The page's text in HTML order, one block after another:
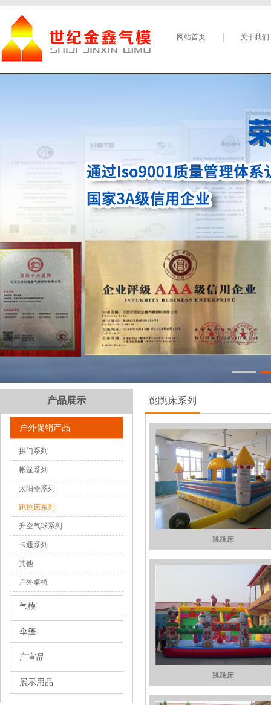
网站首页 关于我们
产品展示
户外促销产品
拱门系列
帐篷系列
太阳伞系列
跳跳床系列
升空气球系列
卡通系列
其他
户外桌椅
气模
伞篷
广宣品
展示用品
跳跳床系列
跳跳床
跳跳床